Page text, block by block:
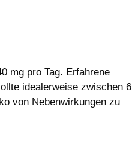
mg pro Tag. Erfahrene
idealerweise zwischen 6
von Nebenwirkungen zu